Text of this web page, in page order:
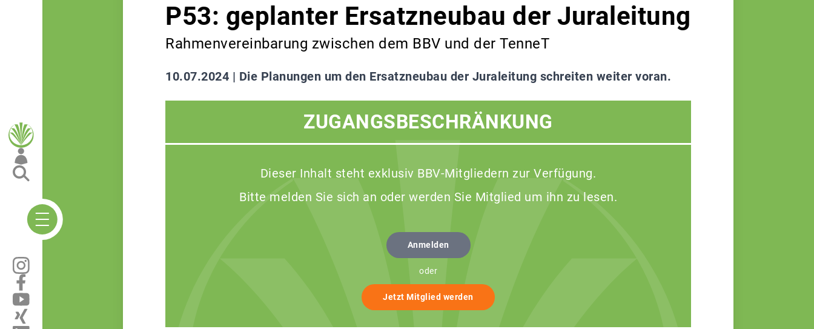
P53: geplanter Ersatzneubau der Juraleitung
Rahmenvereinbarung zwischen dem BBV und der TenneT
10.07.2024 | Die Planungen um den Ersatzneubau der Juraleitung schreiten weiter voran.
ZUGANGSBESCHRÄNKUNG
Dieser Inhalt steht exklusiv BBV-Mitgliedern zur Verfügung.
Bitte melden Sie sich an oder werden Sie Mitglied um ihn zu lesen.
Anmelden
oder
Jetzt Mitglied werden